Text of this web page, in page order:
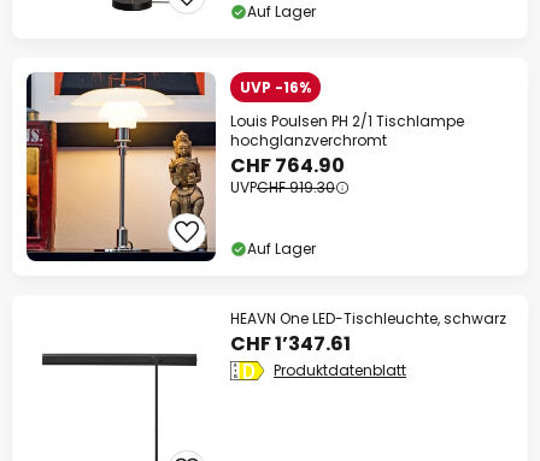
Auf Lager
UVP -16%
Louis Poulsen PH 2/1 Tischlampe
hochglanzverchromt
CHF 764.90
UVPCHF 919.30
Auf Lager
HEAVN One LED-Tischleuchte, schwarz
CHF 1’347.61
Produktdatenblatt